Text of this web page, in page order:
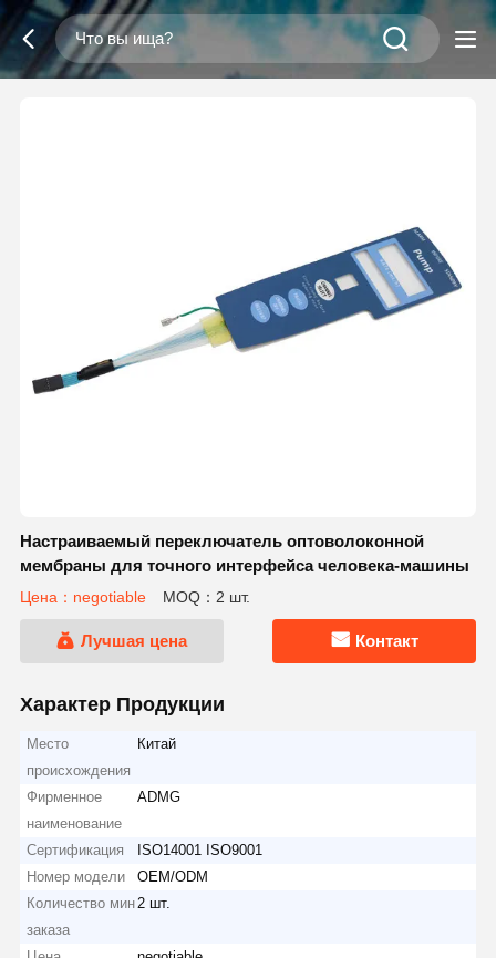
Настраиваемый переключатель оптоволоконной
мембраны для точного интерфейса человека-машины
Цена：negotiable MOQ：2 шт.
Лучшая цена Контакт
Характер Продукции
Место
происхождения
Китай
Фирменное
наименование
ADMG
Сертификация
ISO14001 ISO9001
Номер модели
OEM/ODM
Количество мин
заказа
2 шт.